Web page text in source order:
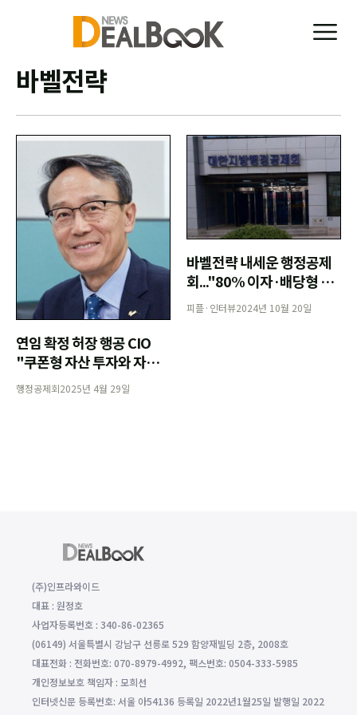
바벨전략
연임 확정 허장 행공 CIO
"쿠폰형 자산 투자와 자산
내 세분화 능력 중요"
행정공제회2025년 4월 29일
바벨전략 내세운 행정공제
회..."80% 이자·배당형 자
산-20% 고수익 지분투자"
피플·인터뷰2024년 10월 20일
(주)인프라와이드
대표 : 원정호
사업자등록번호 : 340-86-02365
(06149) 서울특별시 강남구 선릉로 529 함양재빌딩 2층, 2008호
대표전화 : 전화번호: 070-8979-4992, 팩스번호: 0504-333-5985
개인정보보호 책임자 : 모희선
인터넷신문 등록번호: 서울 아54136 등록일 2022년1월25일 발행일 2022